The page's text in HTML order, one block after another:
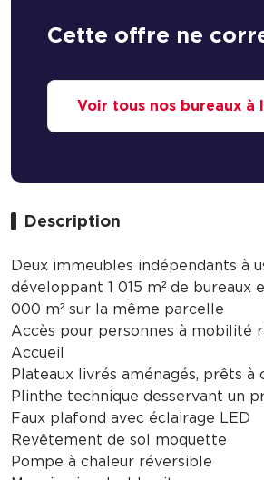
Cette offre ne
Voir tous nos bureaux à
Description
Deux immeubles indépendants à
développant 1 015 m² de bureaux
000 m² sur la même parcelle
Accès pour personnes à mobilité
Accueil
Plateaux livrés aménagés, prêts à
Plinthe technique desservant un
Faux plafond avec éclairage LED
Revêtement de sol moquette
Pompe à chaleur réversible